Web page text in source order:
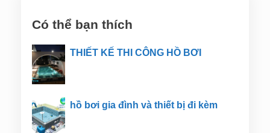
Có thể bạn thích
THIẾT KẾ THI CÔNG HỒ BƠI
hồ bơi gia đình và thiết bị đi kèm